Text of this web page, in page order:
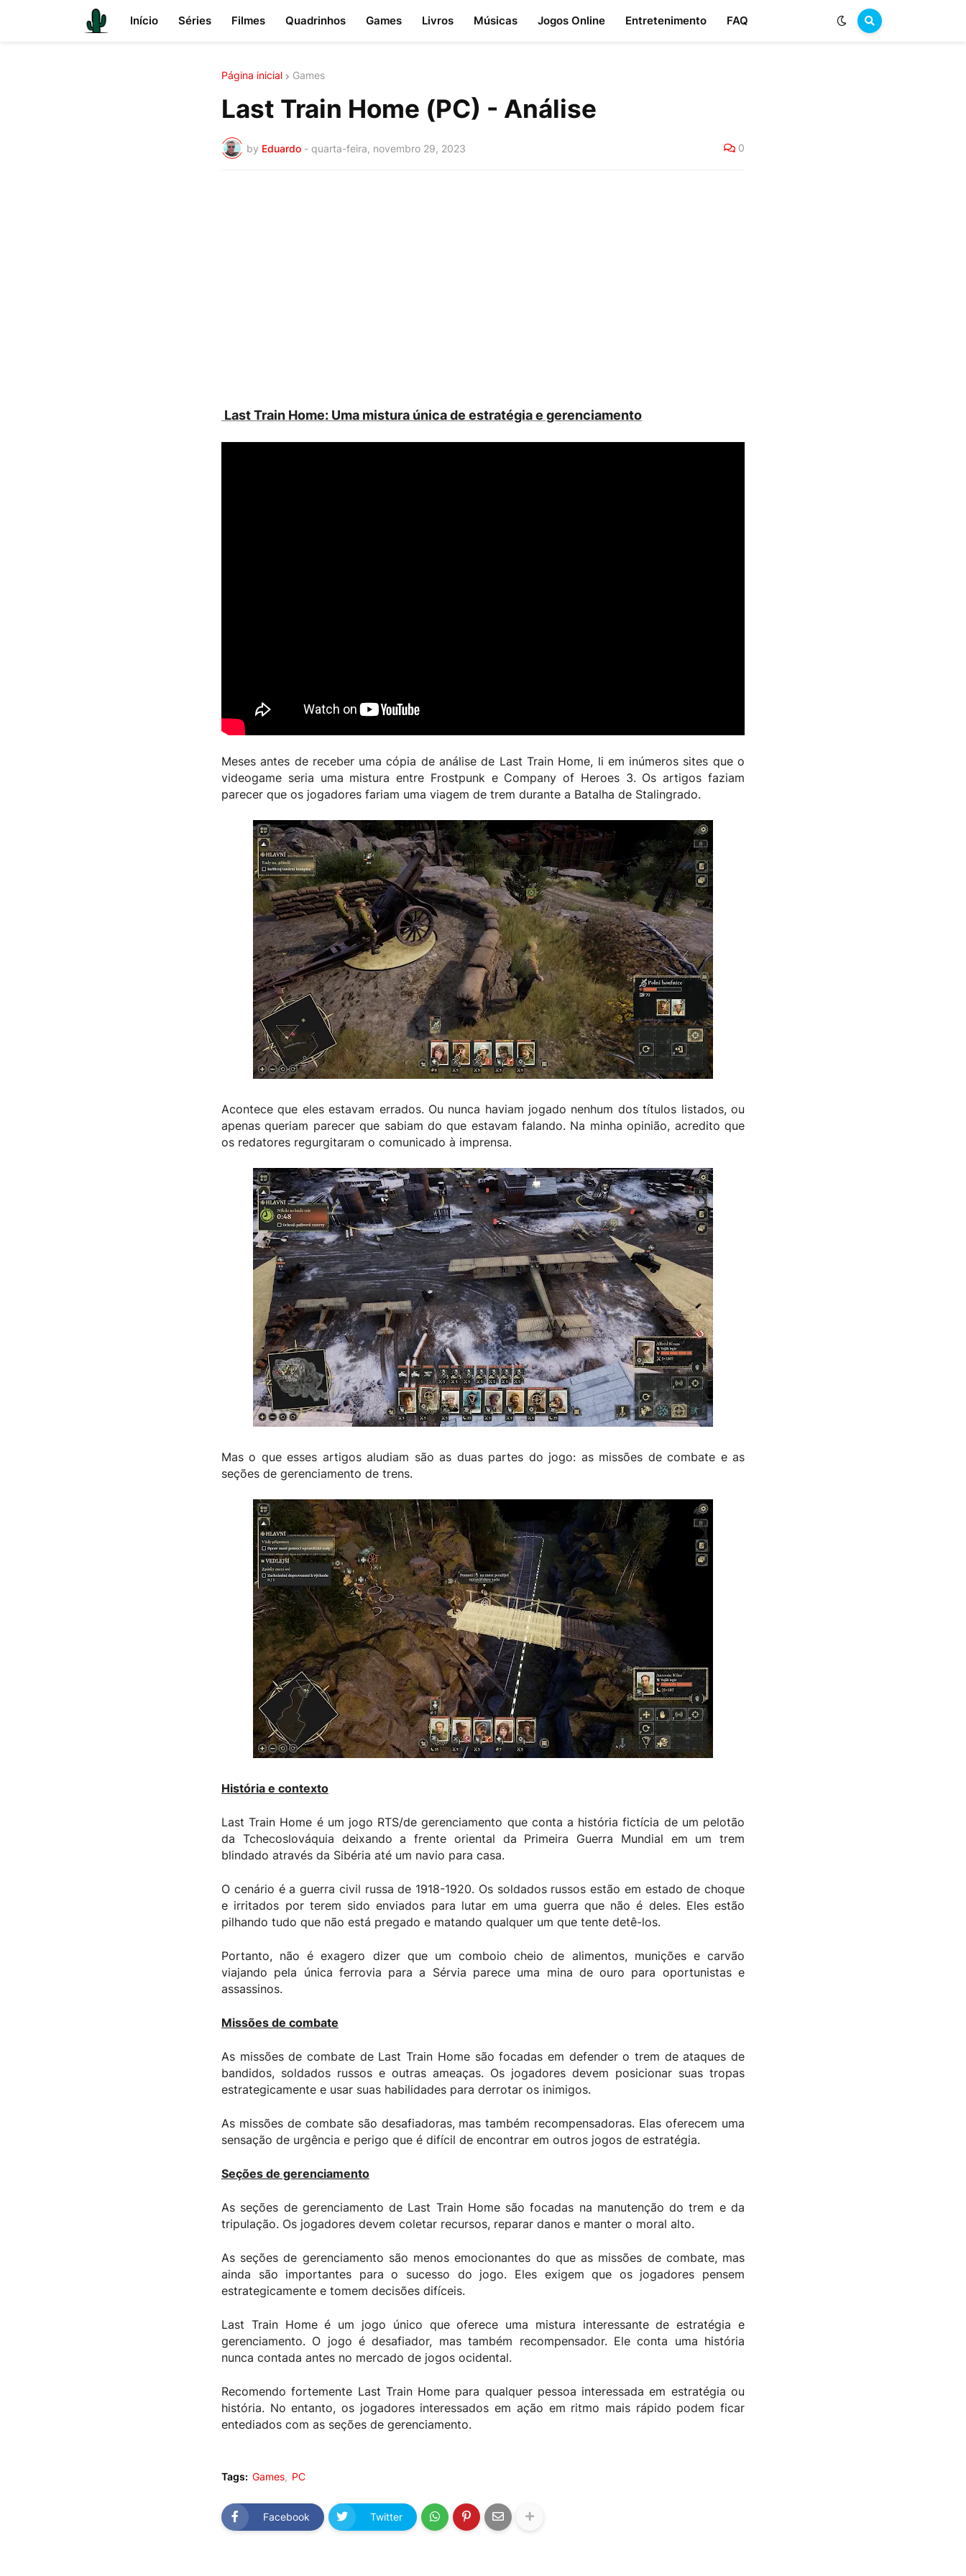
Início Séries Filmes Quadrinhos Games Livros Músicas Jogos Online Entretenimento FAQ
Página inicial Games
Last Train Home (PC) - Análise
by Eduardo - quarta-feira, novembro 29, 2023 0
Last Train Home: Uma mistura única de estratégia e gerenciamento
Meses antes de receber uma cópia de análise de Last Train Home, li em inúmeros sites que o
videogame seria uma mistura entre Frostpunk e Company of Heroes 3. Os artigos faziam
parecer que os jogadores fariam uma viagem de trem durante a Batalha de Stalingrado.
Acontece que eles estavam errados. Ou nunca haviam jogado nenhum dos títulos listados, ou
apenas queriam parecer que sabiam do que estavam falando. Na minha opinião, acredito que
os redatores regurgitaram o comunicado à imprensa.
Mas o que esses artigos aludiam são as duas partes do jogo: as missões de combate e as
seções de gerenciamento de trens.
História e contexto
Last Train Home é um jogo RTS/de gerenciamento que conta a história fictícia de um pelotão
da Tchecoslováquia deixando a frente oriental da Primeira Guerra Mundial em um trem
blindado através da Sibéria até um navio para casa.
O cenário é a guerra civil russa de 1918-1920. Os soldados russos estão em estado de choque
e irritados por terem sido enviados para lutar em uma guerra que não é deles. Eles estão
pilhando tudo que não está pregado e matando qualquer um que tente detê-los.
Portanto, não é exagero dizer que um comboio cheio de alimentos, munições e carvão
viajando pela única ferrovia para a Sérvia parece uma mina de ouro para oportunistas e
assassinos.
Missões de combate
As missões de combate de Last Train Home são focadas em defender o trem de ataques de
bandidos, soldados russos e outras ameaças. Os jogadores devem posicionar suas tropas
estrategicamente e usar suas habilidades para derrotar os inimigos.
As missões de combate são desafiadoras, mas também recompensadoras. Elas oferecem uma
sensação de urgência e perigo que é difícil de encontrar em outros jogos de estratégia.
Seções de gerenciamento
As seções de gerenciamento de Last Train Home são focadas na manutenção do trem e da
tripulação. Os jogadores devem coletar recursos, reparar danos e manter o moral alto.
As seções de gerenciamento são menos emocionantes do que as missões de combate, mas
ainda são importantes para o sucesso do jogo. Eles exigem que os jogadores pensem
estrategicamente e tomem decisões difíceis.
Last Train Home é um jogo único que oferece uma mistura interessante de estratégia e
gerenciamento. O jogo é desafiador, mas também recompensador. Ele conta uma história
nunca contada antes no mercado de jogos ocidental.
Recomendo fortemente Last Train Home para qualquer pessoa interessada em estratégia ou
história. No entanto, os jogadores interessados ​​em ação em ritmo mais rápido podem ficar
entediados com as seções de gerenciamento.
Tags: Games PC
Facebook Twitter